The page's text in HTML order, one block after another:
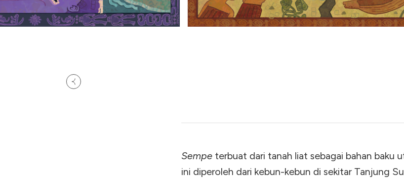
Sempe terbuat dari tanah liat sebagai bahan baku
ini diperoleh dari kebun-kebun di sekitar Tanjung